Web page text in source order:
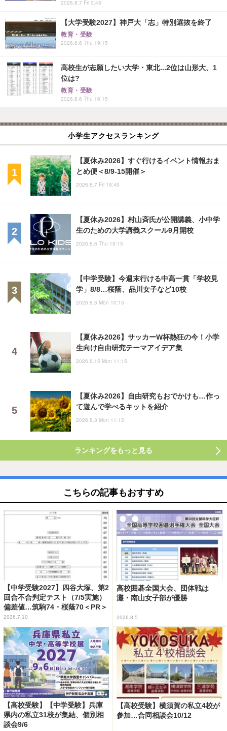
2026.8.7 Fri 0:45
【大学受験2027】神戸大「志」特別選抜を終了
教育・受験
2026.8.6 Thu 19:15
高校生が志願したい大学・東北...2位は山形大、1
位は?
教育・受験
2026.8.6 Thu 16:15
小学生アクセスランキング
【夏休み2026】すぐ行けるイベント情報おま
とめ便＜8/9-15開催＞
2026.8.7 Fri 19:45
【夏休み2026】村山斉氏が公開講義、小中学
生のための大学講義スクール9月開校
2026.8.6 Thu 19:15
【中学受験】今週末行ける中高一貫「学校見
学」8/8…桜蔭、品川女子など10校
2026.8.3 Mon 10:15
【夏休み2026】サッカーW杯熱狂の今！小学
生向け自由研究テーマアイデア集
2026.6.15 Mon 11:15
【夏休み2026】自由研究もおでかけも…作っ
て遊んで学べるキットを紹介
2026.8.3 Mon 11:15
ランキングをもっと見る
こちらの記事もおすすめ
【中学受験2027】四谷大塚、第2
回合不合判定テスト（7/5実施）
偏差値…筑駒74・桜蔭70＜PR＞
2026.7.10
高校囲碁全国大会、団体戦は
灘・南山女子部が優勝
2026.8.5
【高校受験】【中学受験】兵庫
県内の私立31校が集結、個別相
談会9/6
【高校受験】横須賀の私立4校が
参加…合同相談会10/12